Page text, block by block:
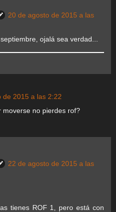
20 de agosto de 2015 a las
ojalá sea verdad...
de 2015 a las 2:22
moverse no pierdes rof?
22 de agosto de 2015 a las
tienes ROF 1, pero está con